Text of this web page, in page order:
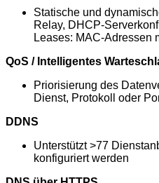
Statische und
Relay, DHCP-
Leases: MAC-Adressen
QoS / Intelligentes
Priorisierung des
Dienst, Protokoll oder
DDNS
Unterstützt >77
konfiguriert werden